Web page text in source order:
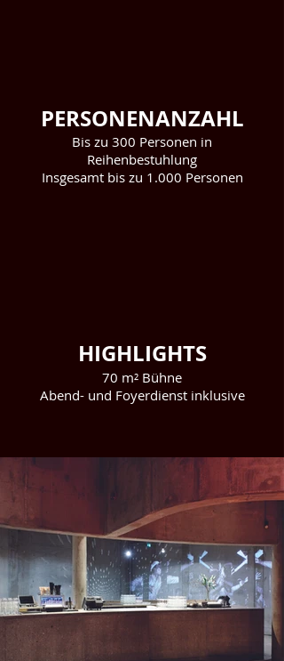
Bis zu 300 Personen in
Reihenbestuhlung
Insgesamt bis zu 1.000 Personen
PERSONENANZAHL
HIGHLIGHTS
70 m² Bühne
Abend- und Foyerdienst inklusive